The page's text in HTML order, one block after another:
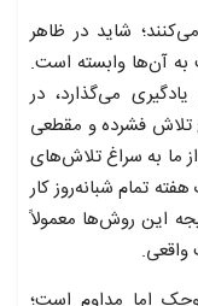
شاید در ظاهر
به آن‌ها وابسته است.
می‌گذارد، در
تلاش فشرده و مقطعی
ما به سراغ تلاش‌های
تمام شبانه‌روز کار
این روش‌ها معمولاً